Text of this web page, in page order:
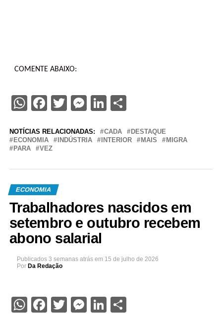
COMENTE ABAIXO:
WhatsApp
Facebook
Twitter
Messenger
LinkedIn
Share
NOTÍCIAS RELACIONADAS: CADA
DESTAQUE
ECONOMIA
INDÚSTRIA INTERIOR MAIS
MIGRA
PARA
VEZ
ECONOMIA
Trabalhadores nascidos em
setembro e outubro recebem
abono salarial
Publicados 3 semanas atrás em 15 de julho de 2026
Por Da Redação
WhatsApp
Facebook
Twitter
Messenger
LinkedIn
Share